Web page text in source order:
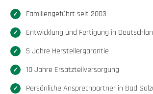
Familiengeführt seit 2003
Entwicklung und Fertigung in
5 Jahre Herstellergarantie
10 Jahre Ersatzteilversorgung
Persönliche Ansprechpartner in Bad